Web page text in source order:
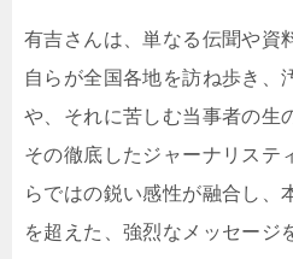
有吉さんは、単なる伝聞や資
自らが全国各地を訪ね歩き、
や、それに苦しむ当事者の生
その徹底したジャーナリステ
らではの鋭い感性が融合し、
を超えた、強烈なメッセージ